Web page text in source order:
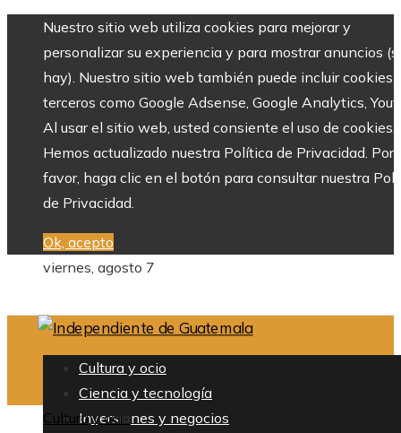
Nuestro sitio web utiliza cookies para mejorar y
personalizar su experiencia y para mostrar anuncios
hay). Nuestro sitio web también puede incluir cookies
terceros como Google Adsense, Google Analytics,
Al usar el sitio web, usted consiente el uso de cookies.
Hemos actualizado nuestra Política de Privacidad. Por
favor, haga clic en el botón para consultar nuestra
de Privacidad.
Ok, acepto
viernes, agosto 7
Cultura y ocio
Ciencia y tecnología
Inversiones y negocios
Cultura y ocio